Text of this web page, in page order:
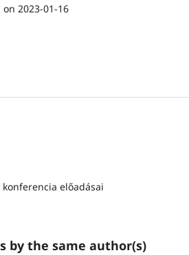
2023-01-16
előadásai
by the same author(s)